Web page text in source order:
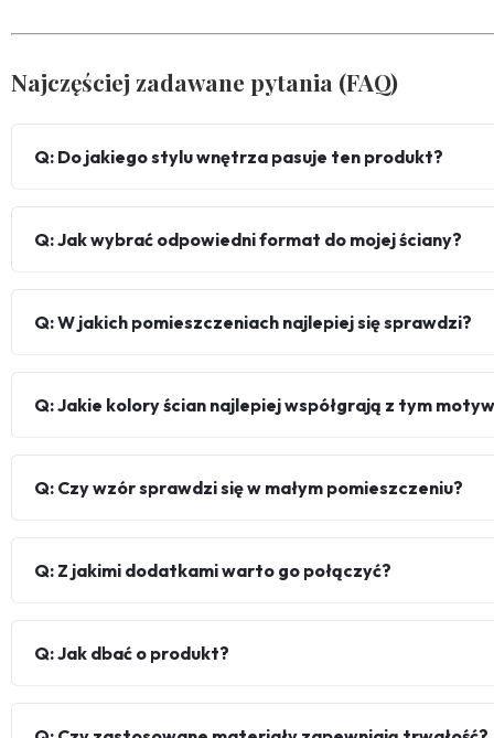
Najczęściej zadawane pytania (FAQ)
Q: Do jakiego stylu wnętrza pasuje ten produkt?
Q: Jak wybrać odpowiedni format do mojej ściany?
Q: W jakich pomieszczeniach najlepiej się sprawdzi?
Q: Jakie kolory ścian najlepiej współgrają z tym
Q: Czy wzór sprawdzi się w małym pomieszczeniu?
Q: Z jakimi dodatkami warto go połączyć?
Q: Jak dbać o produkt?